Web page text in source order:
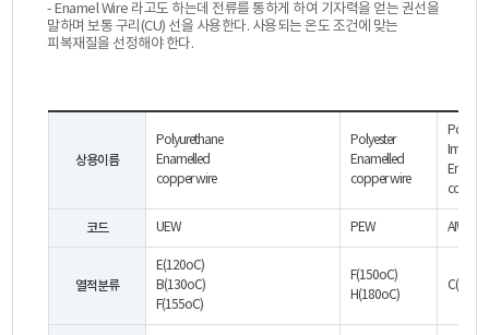
- Enamel Wire 라고도 하는데 전류를 통하게 하여 기자력을 얻는 권선을
말하며 보통 구리(CU) 선을 사용한다. 사용되는 온도 조건에 맞는
피복재질을 선정해야 한다.
상용이름
Polyurethane
Enamelled
copper wire
Polyester
Enamelled
copper wire
Imide
copper
코드 UEW PEW AIW
열적분류
E(120oC)
B(130oC)
F(155oC)
F(150oC)
H(180oC)